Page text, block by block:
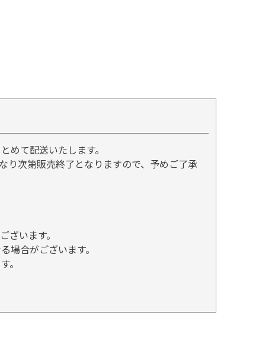
めて配送いたします。
り次第販売終了となりますので、予めご了承
ざいます。
場合がございます。
。